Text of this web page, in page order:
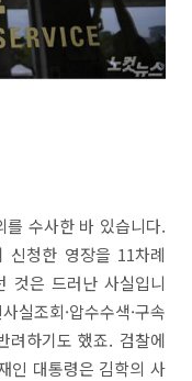
수사한 바 있습니다.
신청한 영장을 11차례
것은 드러난 사실입니
실조회·압수수색·구속
려하기도 했죠. 검찰에
인 대통령은 김학의 사